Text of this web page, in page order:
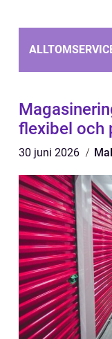
flexibel och
30 juni 2026